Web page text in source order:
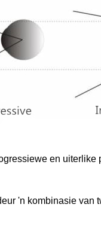
en uiterlike
'n kombinasie van